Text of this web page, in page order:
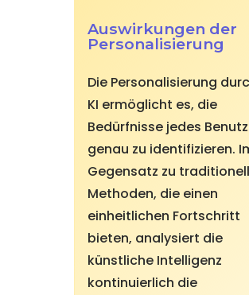
Auswirkungen der
Personalisierung
Die Personalisierung
KI ermöglicht es, die
Bedürfnisse jedes
genau zu identifizieren.
Gegensatz zu
Methoden, die einen
einheitlichen Fortschritt
bieten, analysiert die
künstliche Intelligenz
kontinuierlich die